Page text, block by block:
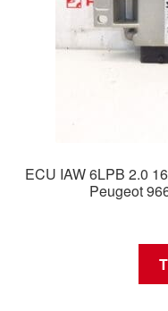
ECU IAW 6LPB 2.0
Peugeot